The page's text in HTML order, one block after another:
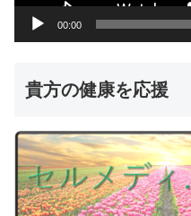
00:00
貴方の健康を応援